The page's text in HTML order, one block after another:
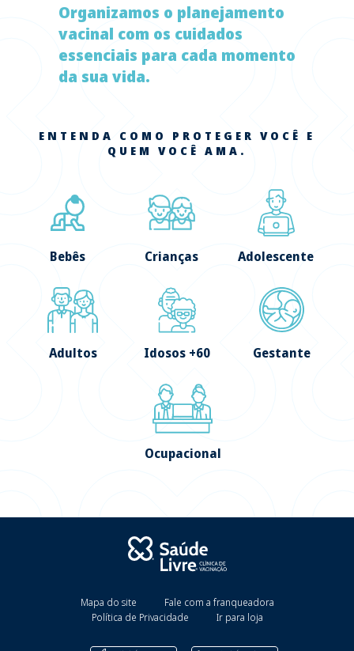
Organizamos o planejamento
vacinal com os cuidados
essenciais para cada momento
da sua vida.
ENTENDA COMO PROTEGER VOCÊ E
QUEM VOCÊ AMA.
Bebês Crianças Adolescente
Adultos Idosos +60 Gestante
Ocupacional
Mapa do site
Fale com a franqueadora
Política de Privacidade
Ir para loja